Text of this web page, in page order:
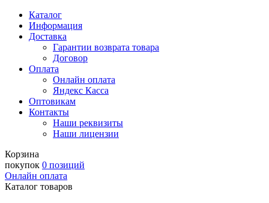
Каталог
Информация
Доставка
Гарантии возврата товара
Договор
Оплата
Онлайн оплата
Яндекс Касса
Оптовикам
Контакты
Наши реквизиты
Наши лицензии
Корзина
покупок 0 позиций
Онлайн оплата
Каталог товаров